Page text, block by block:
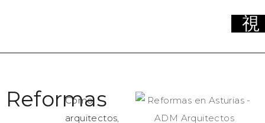
Reformas
Como
arquitectos,